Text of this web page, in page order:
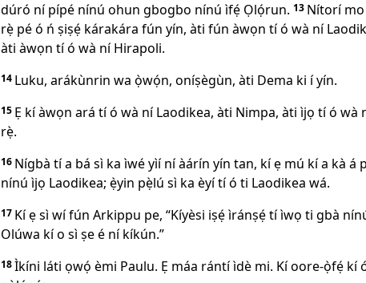
dúró ní pípé nínú ohun gbogbo nínú ìfẹ́ Ọlọ́run. 13 Nítorí
rẹ̀ pé ó ń ṣiṣẹ́ kárakára fún yín, àti fún àwọn tí ó wà ní
àti àwọn tí ó wà ní Hirapoli.
14 Luku, arákùnrin wa ọ̀wọ́n, oníṣègùn, àti Dema ki í yín.
15 Ẹ kí àwọn ará tí ó wà ní Laodikea, àti Nimpa, àti ìjọ tí ó wà
rẹ̀.
16 Nígbà tí a bá sì ka ìwé yìí ní àárín yín tan, kí ẹ mú kí a kà á
nínú ìjọ Laodikea; ẹ̀yin pẹ̀lú sì ka èyí tí ó ti Laodikea wá.
17 Kí ẹ sì wí fún Arkippu pe, “Kíyèsi iṣẹ́ ìránṣẹ́ tí ìwọ ti gbà
Olúwa kí o sì ṣe é ní kíkún.”
18Ìkíni láti ọwọ́ èmi Paulu. Ẹ máa rántí ìdè mi. Kí oore-ọ̀fẹ́ kí